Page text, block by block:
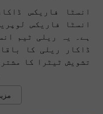
انسٹا فاریکس
انسٹا فاریکس
ہے۔ یہ ریلی ٹیم
ڈاکار ریلی کا
تشویش ٹیٹرا کا